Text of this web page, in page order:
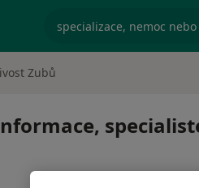
specializace, nemoc
Zubů